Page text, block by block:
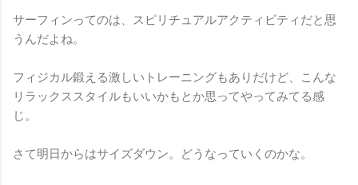
サーフィンってのは、スピリチュアルアクティビティだと思
うんだよね。
フィジカル鍛える激しいトレーニングもありだけど、こんな
リラックススタイルもいいかもとか思ってやってみてる感
じ。
さて明日からはサイズダウン。どうなっていくのかな。